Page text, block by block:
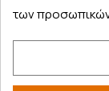
Τρόποι
Τρόποι
Επιστροφές
των